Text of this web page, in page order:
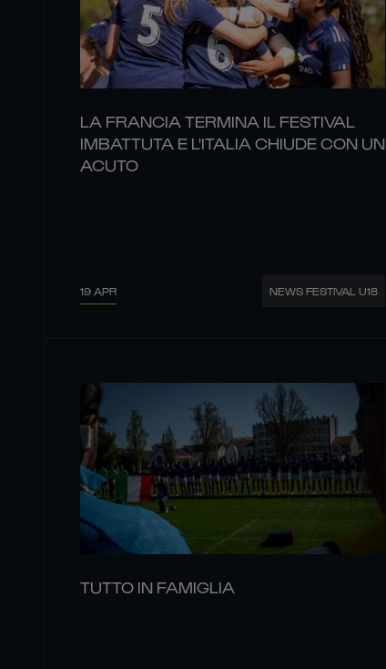
LA FRANCIA TERMINA IL FESTIVAL
IMBATTUTA E L'ITALIA CHIUDE CON UN
ACUTO
19 APR NEWS FESTIVAL U18
TUTTO IN FAMIGLIA